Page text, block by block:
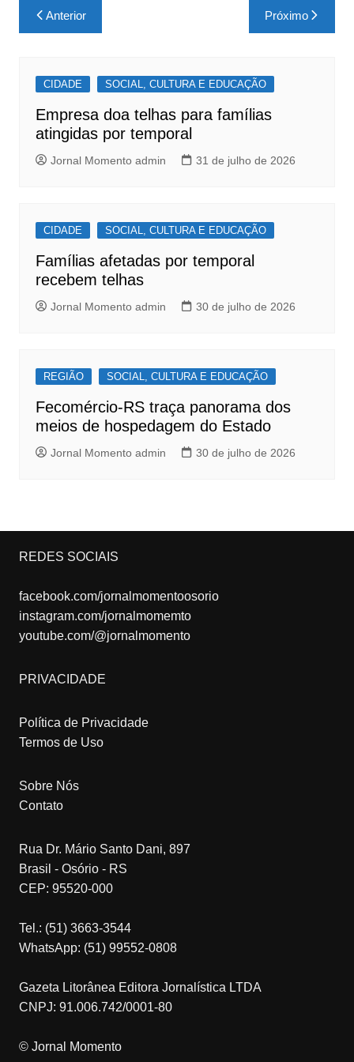
c
e
o
o
k
at
s
p
p
Navegação
de
Anterior Próximo
CIDADE SOCIAL, CULTURA E EDUCAÇÃO
Empresa doa telhas para famílias
atingidas por temporal
Jornal Momento admin 31 de julho de 2026
CIDADE SOCIAL, CULTURA E EDUCAÇÃO
Famílias afetadas por temporal
recebem telhas
Jornal Momento admin 30 de julho de 2026
REGIÃO SOCIAL, CULTURA E EDUCAÇÃO
Fecomércio-RS traça panorama dos
meios de hospedagem do Estado
Jornal Momento admin 30 de julho de 2026
REDES SOCIAIS
facebook.com/jornalmomentoosorio
instagram.com/jornalmomemto
youtube.com/@jornalmomento
PRIVACIDADE
Política de Privacidade
Termos de Uso
Sobre Nós
Contato
Rua Dr. Mário Santo Dani, 897
Brasil - Osório - RS
CEP: 95520-000
Tel.: (51) 3663-3544
WhatsApp: (51) 99552-0808
Gazeta Litorânea Editora Jornalística LTDA
CNPJ: 91.006.742/0001-80
© Jornal Momento